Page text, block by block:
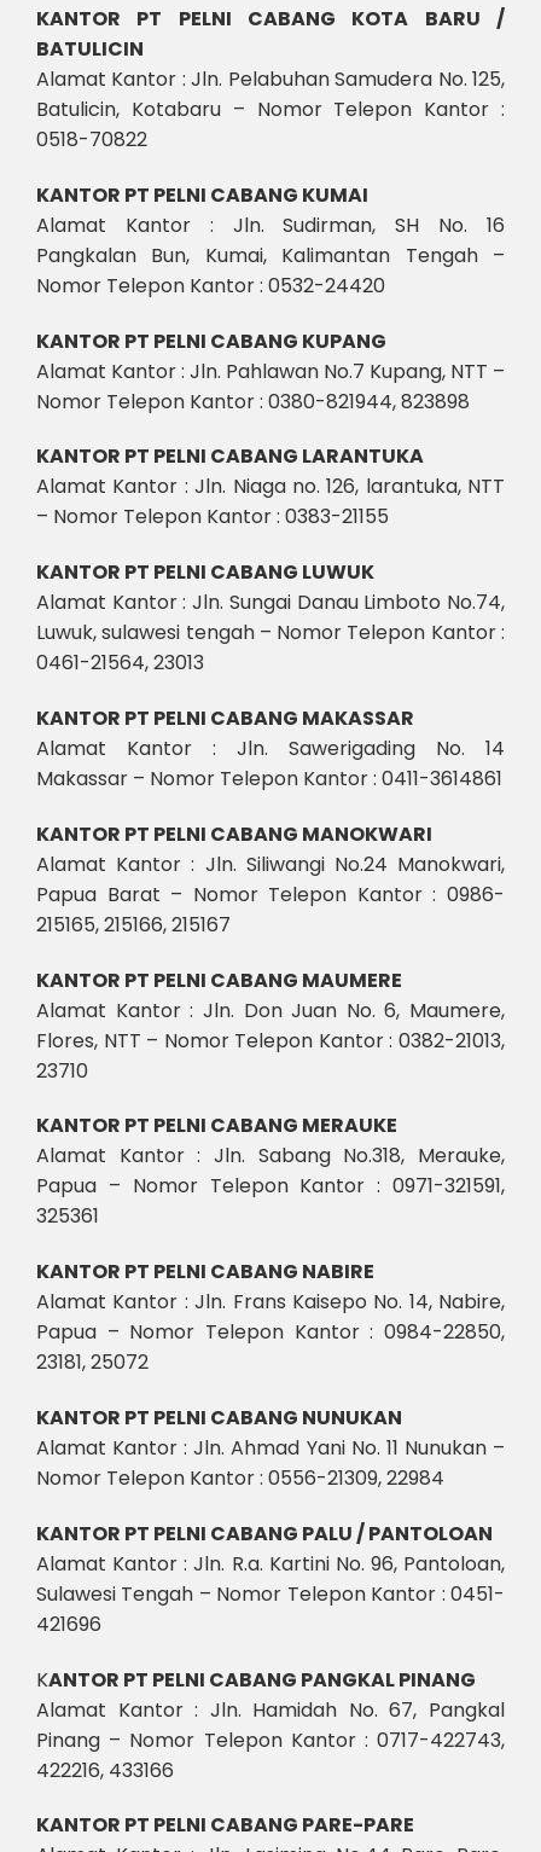
KANTOR PT PELNI CABANG KOTA BARU /
BATULICIN
Alamat Kantor : Jln. Pelabuhan Samudera No. 125,
Batulicin, Kotabaru – Nomor Telepon Kantor :
0518-70822
KANTOR PT PELNI CABANG KUMAI
Alamat Kantor : Jln. Sudirman, SH No. 16
Pangkalan Bun, Kumai, Kalimantan Tengah –
Nomor Telepon Kantor : 0532-24420
KANTOR PT PELNI CABANG KUPANG
Alamat Kantor : Jln. Pahlawan No.7 Kupang, NTT –
Nomor Telepon Kantor : 0380-821944, 823898
KANTOR PT PELNI CABANG LARANTUKA
Alamat Kantor : Jln. Niaga no. 126, larantuka, NTT
– Nomor Telepon Kantor : 0383-21155
KANTOR PT PELNI CABANG LUWUK
Alamat Kantor : Jln. Sungai Danau Limboto No.74,
Luwuk, sulawesi tengah – Nomor Telepon Kantor :
0461-21564, 23013
KANTOR PT PELNI CABANG MAKASSAR
Alamat Kantor : Jln. Sawerigading No. 14
Makassar – Nomor Telepon Kantor : 0411-3614861
KANTOR PT PELNI CABANG MANOKWARI
Alamat Kantor : Jln. Siliwangi No.24 Manokwari,
Papua Barat – Nomor Telepon Kantor : 0986-
215165, 215166, 215167
KANTOR PT PELNI CABANG MAUMERE
Alamat Kantor : Jln. Don Juan No. 6, Maumere,
Flores, NTT – Nomor Telepon Kantor : 0382-21013,
23710
KANTOR PT PELNI CABANG MERAUKE
Alamat Kantor : Jln. Sabang No.318, Merauke,
Papua – Nomor Telepon Kantor : 0971-321591,
325361
KANTOR PT PELNI CABANG NABIRE
Alamat Kantor : Jln. Frans Kaisepo No. 14, Nabire,
Papua – Nomor Telepon Kantor : 0984-22850,
23181, 25072
KANTOR PT PELNI CABANG NUNUKAN
Alamat Kantor : Jln. Ahmad Yani No. 11 Nunukan –
Nomor Telepon Kantor : 0556-21309, 22984
KANTOR PT PELNI CABANG PALU / PANTOLOAN
Alamat Kantor : Jln. R.a. Kartini No. 96, Pantoloan,
Sulawesi Tengah – Nomor Telepon Kantor : 0451-
421696
KANTOR PT PELNI CABANG PANGKAL PINANG
Alamat Kantor : Jln. Hamidah No. 67, Pangkal
Pinang – Nomor Telepon Kantor : 0717-422743,
422216, 433166
KANTOR PT PELNI CABANG PARE-PARE